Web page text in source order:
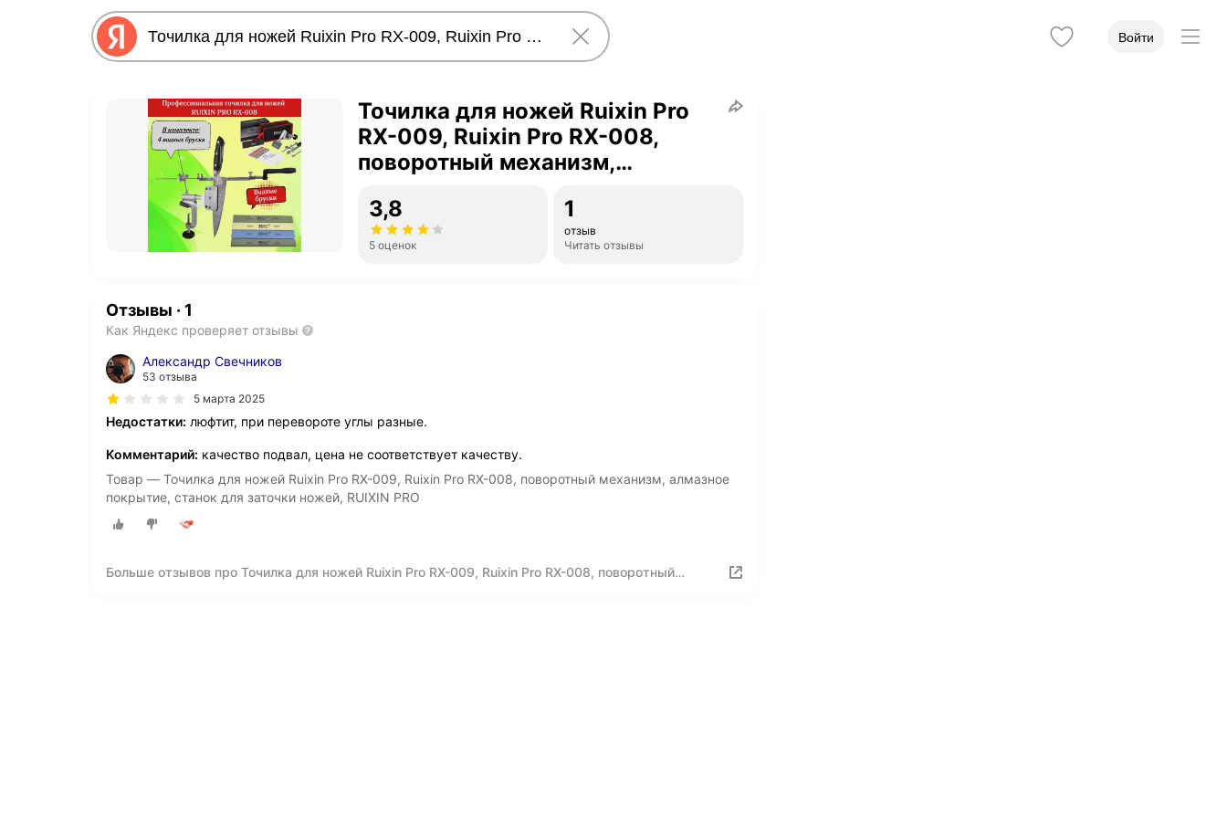
Войти
Точилка для ножей Ruixin Pro
RX-009, Ruixin Pro RX-008,
поворотный механизм,
заточки ножей, RUIXIN PRO
3,8
5 оценок
1
отзыв
Читать отзывы
Отзывы · 1
Как Яндекс проверяет отзывы
Александр Свечников
53 отзыва
5 марта 2025
Недостатки: люфтит, при перевороте углы разные.
Комментарий: качество подвал, цена не соответствует качеству.
Товар — Точилка для ножей Ruixin Pro RX-009, Ruixin Pro RX-008, поворотный механизм, алмазное
покрытие, станок для заточки ножей, RUIXIN PRO
Больше отзывов про Точилка для ножей Ruixin Pro RX-009, Ruixin Pro RX-008, поворотный